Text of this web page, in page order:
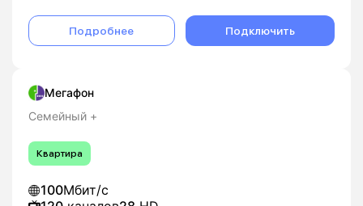
Подробнее Подключить
Мегафон
Семейный +
Квартира
100Мбит/с